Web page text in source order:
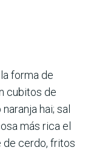
forma de
cubitos de
hai; sal
más rica el
de cerdo, fritos